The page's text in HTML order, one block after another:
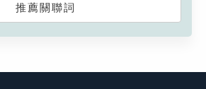
推薦關聯詞